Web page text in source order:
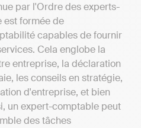
par l'Ordre des experts-
est formée de
capables de fournir
Cela englobe la
entreprise, la déclaration
les conseils en stratégie,
d'entreprise, et bien
un expert-comptable peut
des tâches